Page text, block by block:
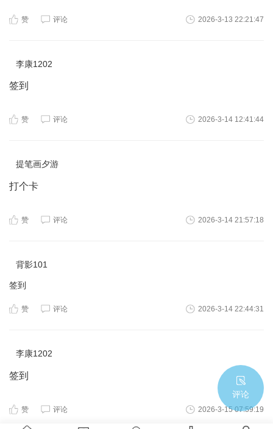
赞 评论 2026-3-13 22:21:47
李康1202
签到
赞 评论 2026-3-14 12:41:44
提笔画夕游
打个卡
赞 评论 2026-3-14 21:57:18
背影101
签到
赞 评论 2026-3-14 22:44:31
李康1202
签到
赞 评论 2026-3-15 07:59:19
评论